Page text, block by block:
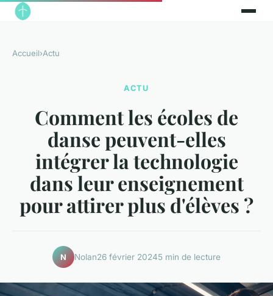
Accueil›Actu
ACTU
Comment les écoles de
danse peuvent-elles
intégrer la technologie
dans leur enseignement
pour attirer plus d'élèves ?
N Nolan26 février 20245 min de lecture